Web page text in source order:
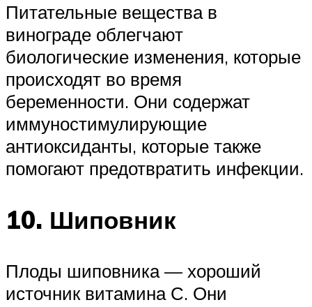
Питательные вещества в
винограде облегчают
биологические изменения, которые
происходят во время
беременности. Они содержат
иммуностимулирующие
антиоксиданты, которые также
помогают предотвратить инфекции.
10. Шиповник
Плоды шиповника — хороший
источник витамина С. Они